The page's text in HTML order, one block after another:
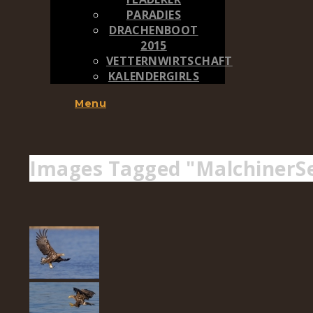
PARADIES
DRACHENBOOT
2015
VETTERNWIRTSCHAFT
KALENDERGIRLS
Menu
Images Tagged